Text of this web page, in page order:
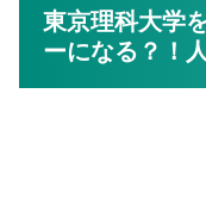
東京理科大学
ーになる？！